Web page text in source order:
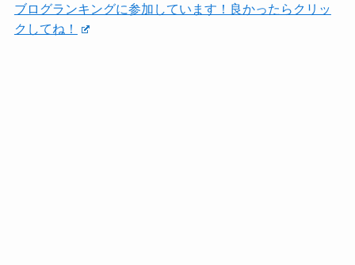
ブログランキングに参加しています！良かったらクリッ
クしてね！